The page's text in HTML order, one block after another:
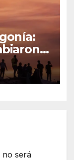
no será